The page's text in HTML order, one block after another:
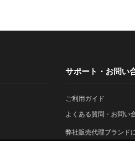
サポート・お問い
ご利用ガイド
よくある質問・お問い
弊社販売代理ブランド